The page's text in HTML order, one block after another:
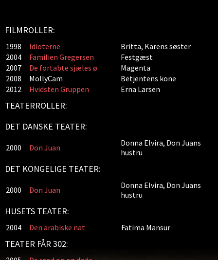
FILMROLLER:
1998 Idioterne
Britta, Karens søster
2004
Familien Gregersen
Festgæst
2007
De fortabte sjæles ø
Magenta
2008
MollyCam
Betjentens kone
2012
Hvidsten Gruppen Erna Larsen
TEATERROLLER:
DET DANSKE TEATER:
2000 Don Juan
Donna Elvira, Don Juans
hustru
DET KONGELIGE TEATER:
2000 Don Juan
Donna Elvira, Don Juans
hustru
HUSETS TEATER:
2004 Den arabiske nat Fatima Mansur
TEATER FÅR 302: